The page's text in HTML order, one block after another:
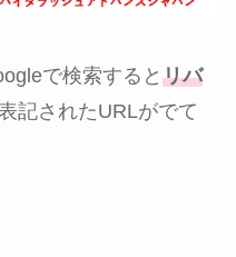
で検索すると リバ
記されたURLがでて